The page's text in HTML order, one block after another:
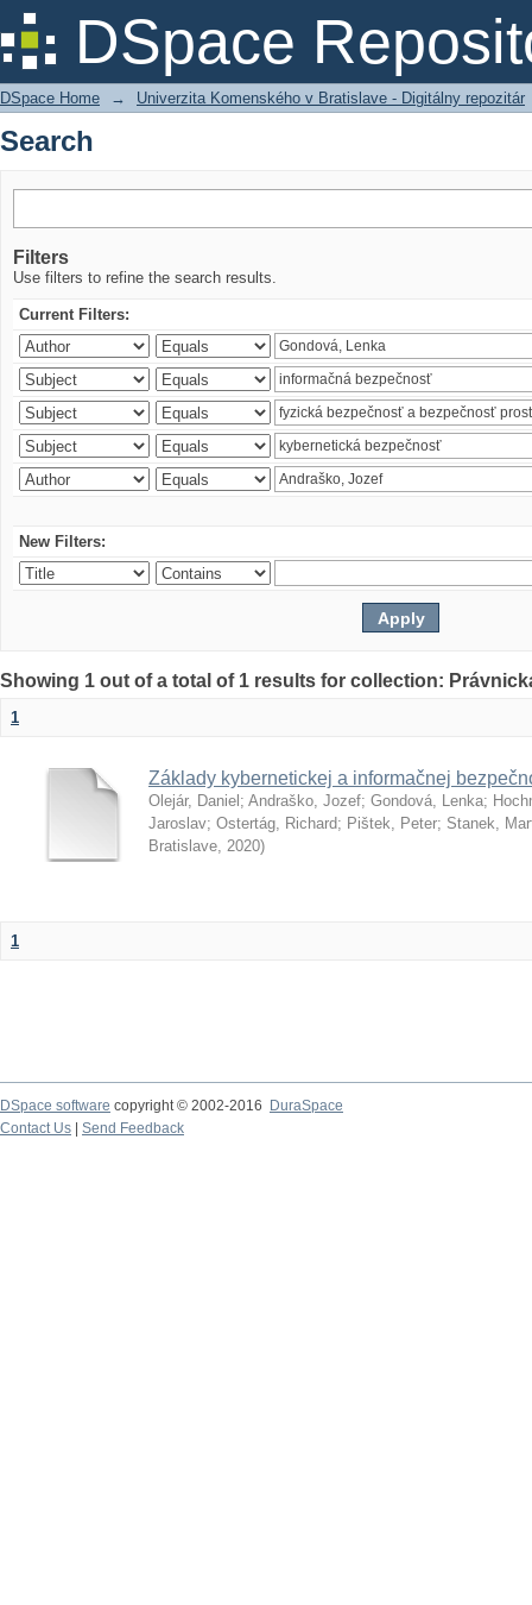
DSpace
Search
DSpace Home → Univerzita Komenského v Bratislave - Digitálny repozitár
Search
Filters
Use filters to refine the search results.
Current Filters:
New Filters:
Showing 1 out of a total of 1 results for collection:
1
Základy kybernetickej a informačnej
Olejár, Daniel ; Andraško, Jozef; Gondová, Lenka;
Jaroslav; Ostertág, Richard; Pištek, Peter; Stanek,
Bratislave, 2020)
1
DSpace software copyright © 2002-2016
DuraSpace
Contact Us
Send Feedback